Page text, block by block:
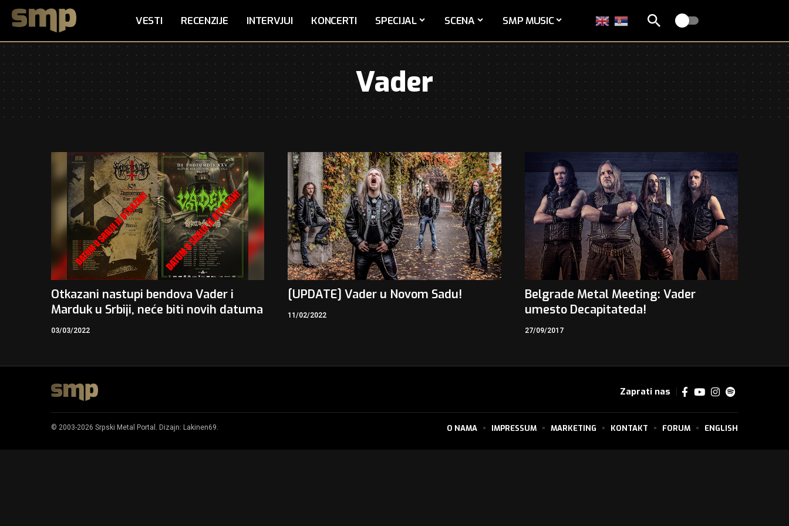
VESTI RECENZIJE INTERVJUI KONCERTI SPECIJAL SCENA SMP MUSIC
Vader
Otkazani nastupi bendova Vader i
Marduk u Srbiji, neće biti novih datuma
03/03/2022
[UPDATE] Vader u Novom Sadu!
11/02/2022
Belgrade Metal Meeting: Vader
umesto Decapitateda!
27/09/2017
Zaprati nas
© 2003-2026 Srpski Metal Portal. Dizajn: Lakinen69. O NAMA IMPRESSUM MARKETING KONTAKT FORUM ENGLISH